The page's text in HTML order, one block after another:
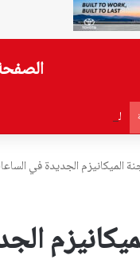
لقاء جمع بزشكيان بخامنئي
الميكانيزم الجديدة في